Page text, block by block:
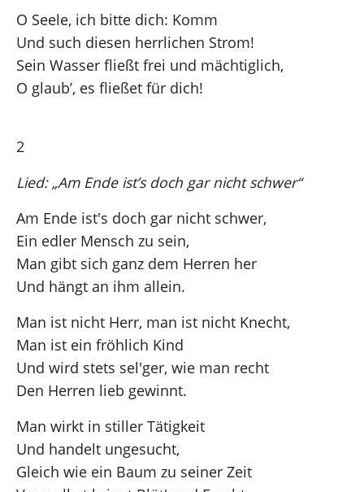
O Seele, ich bitte dich: Komm
Und such diesen herrlichen Strom!
Sein Wasser fließt frei und mächtiglich,
O glaub’, es fließet für dich!
2
Lied: „Am Ende ist’s doch gar nicht schwer“
Am Ende ist's doch gar nicht schwer,
Ein edler Mensch zu sein,
Man gibt sich ganz dem Herren her
Und hängt an ihm allein.
Man ist nicht Herr, man ist nicht Knecht,
Man ist ein fröhlich Kind
Und wird stets sel'ger, wie man recht
Den Herren lieb gewinnt.
Man wirkt in stiller Tätigkeit
Und handelt ungesucht,
Gleich wie ein Baum zu seiner Zeit